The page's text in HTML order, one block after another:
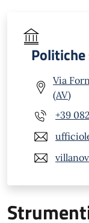
Via
(AV)
+39